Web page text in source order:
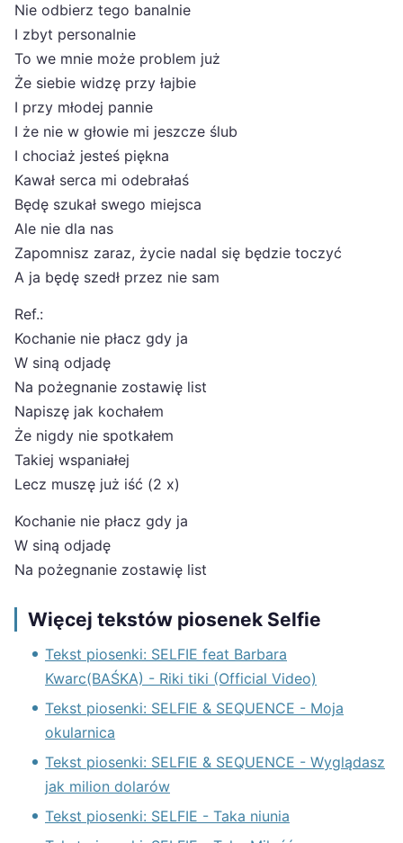
Nie odbierz tego banalnie
I zbyt personalnie
To we mnie może problem już
Że siebie widzę przy łajbie
I przy młodej pannie
I że nie w głowie mi jeszcze ślub
I chociaż jesteś piękna
Kawał serca mi odebrałaś
Będę szukał swego miejsca
Ale nie dla nas
Zapomnisz zaraz, życie nadal się będzie toczyć
A ja będę szedł przez nie sam
Ref.:
Kochanie nie płacz gdy ja
W siną odjadę
Na pożegnanie zostawię list
Napiszę jak kochałem
Że nigdy nie spotkałem
Takiej wspaniałej
Lecz muszę już iść (2 x)
Kochanie nie płacz gdy ja
W siną odjadę
Na pożegnanie zostawię list
Więcej tekstów piosenek Selfie
Tekst piosenki: SELFIE feat Barbara
Kwarc(BAŚKA) - Riki tiki (Official Video)
Tekst piosenki: SELFIE & SEQUENCE - Moja
okularnica
Tekst piosenki: SELFIE & SEQUENCE - Wyglądasz
jak milion dolarów
Tekst piosenki: SELFIE - Taka niunia